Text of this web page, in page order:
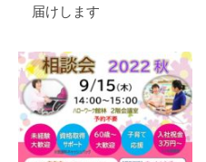
届けします